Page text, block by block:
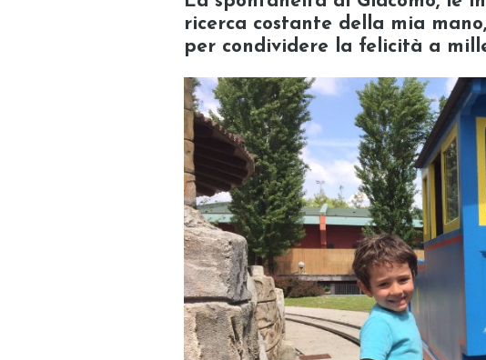
ricerca costante della mia
per condividere la felicità a